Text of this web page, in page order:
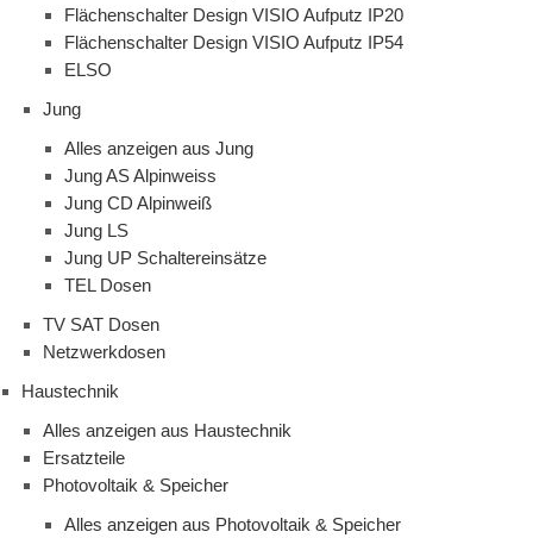
Flächenschalter Design VISIO Aufputz IP20
Flächenschalter Design VISIO Aufputz IP54
ELSO
Jung
Alles anzeigen aus Jung
Jung AS Alpinweiss
Jung CD Alpinweiß
Jung LS
Jung UP Schaltereinsätze
TEL Dosen
TV SAT Dosen
Netzwerkdosen
Haustechnik
Alles anzeigen aus Haustechnik
Ersatzteile
Photovoltaik & Speicher
Alles anzeigen aus Photovoltaik & Speicher